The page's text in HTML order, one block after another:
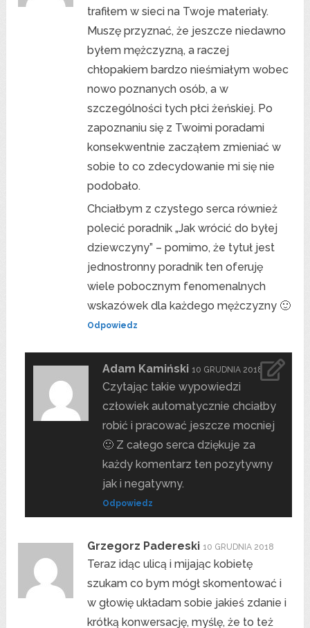
trafiłem w sieci na Twoje materiały.
Muszę przyznać, że jeszcze niedawno
byłem mężczyzną, a raczej
chłopakiem bardzo nieśmiałym wobec
nowo poznanych osób, a w
szczególności tych płci żeńskiej. Po
zapoznaniu się z Twoimi poradami
konsekwentnie zacząłem zmieniać w
sobie to co zdecydowanie mi się nie
podobało.
Chciałbym z czystego serca również
polecić poradnik „Jak wrócić do byłej
dziewczyny” – pomimo, że tytuł jest
jednostronny poradnik ten oferuję
wiele pobocznym fenomenalnych
wskazówek dla każdego mężczyzny 🙂
Odpowiedz
Adam Kamiński 10 GRUDNIA 2018
Czytając takie wypowiedzi
człowiek automatycznie chciałby
robić i pracować jeszcze mocniej
🙂 Z całego serca dziękuje za
każdy komentarz ten pozytywny
jak i negatywny.
Odpowiedz
Grzegorz Padereski 10 GRUDNIA 2018
Teraz idąc ulicą i mijając kobietę
szukam co bym mógł skomentować i
w głowię układam sobie jakieś zdanie i
krótką konwersację, myślę, że to też